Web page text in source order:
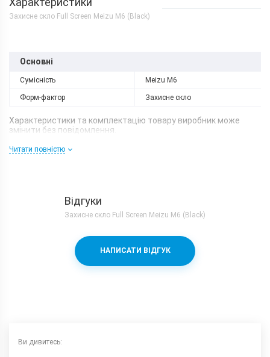
Захисне скло Full Screen Meizu M6 (Black)
Основні
Сумісність Meizu M6
Форм-фактор Захисне скло
Характеристики та комплектацію товару виробник може
змінити без повідомлення.
Читати повністю
Відгуки
Захисне скло Full Screen Meizu M6 (Black)
НАПИСАТИ ВІДГУК
Ви дивитесь: